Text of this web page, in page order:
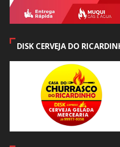
DISK CERVEJA DO